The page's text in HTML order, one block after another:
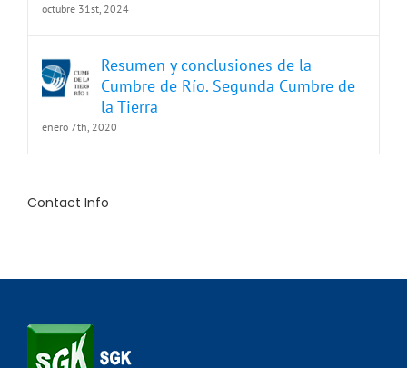
octubre 31st, 2024
Resumen y conclusiones de la
Cumbre de Río. Segunda Cumbre de
la Tierra
enero 7th, 2020
Contact Info